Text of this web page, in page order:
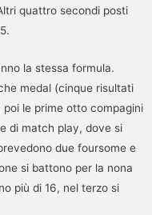
quattro secondi posti
la stessa formula.
medal (cinque risultati
le prime otto compagini
di match play, dove si
due foursome e
si battono per la nona
più di 16, nel terzo si